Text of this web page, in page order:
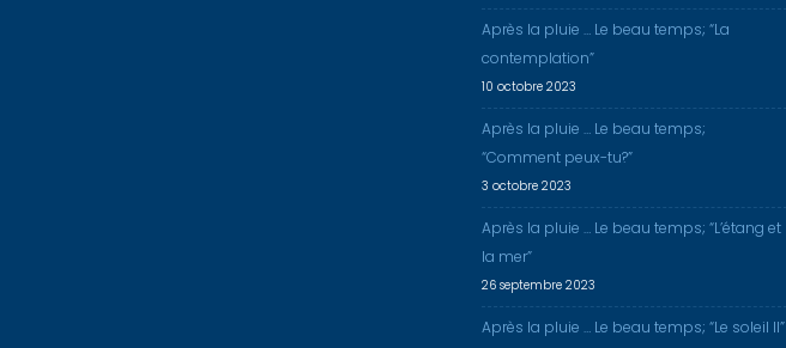
Après la pluie … Le beau temps; “La
contemplation”
10 octobre 2023
Après la pluie … Le beau temps;
“Comment peux-tu?”
3 octobre 2023
Après la pluie … Le beau temps; “L’étang et
la mer”
26 septembre 2023
Après la pluie … Le beau temps; “Le soleil II”